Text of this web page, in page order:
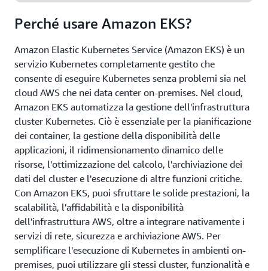
sicurezza e sfruttando le integrazioni native con i
Perché usare Amazon EKS?
Amazon Elastic Kubernetes Service (Amazon EKS) è un
servizio Kubernetes completamente gestito che
consente di eseguire Kubernetes senza problemi sia nel
cloud AWS che nei data center on-premises. Nel cloud,
Amazon EKS automatizza la gestione dell'infrastruttura
cluster Kubernetes. Ciò è essenziale per la pianificazione
dei container, la gestione della disponibilità delle
applicazioni, il ridimensionamento dinamico delle
risorse, l'ottimizzazione del calcolo, l'archiviazione dei
dati del cluster e l'esecuzione di altre funzioni critiche.
Con Amazon EKS, puoi sfruttare le solide prestazioni, la
scalabilità, l'affidabilità e la disponibilità
dell'infrastruttura AWS, oltre a integrare nativamente i
servizi di rete, sicurezza e archiviazione AWS. Per
semplificare l'esecuzione di Kubernetes in ambienti on-
premises, puoi utilizzare gli stessi cluster, funzionalità e